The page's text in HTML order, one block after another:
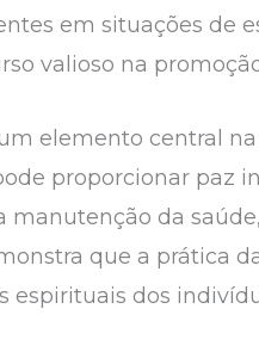
em situações de
valioso na
elemento central
proporcionar paz
da
que a prática
espirituais dos